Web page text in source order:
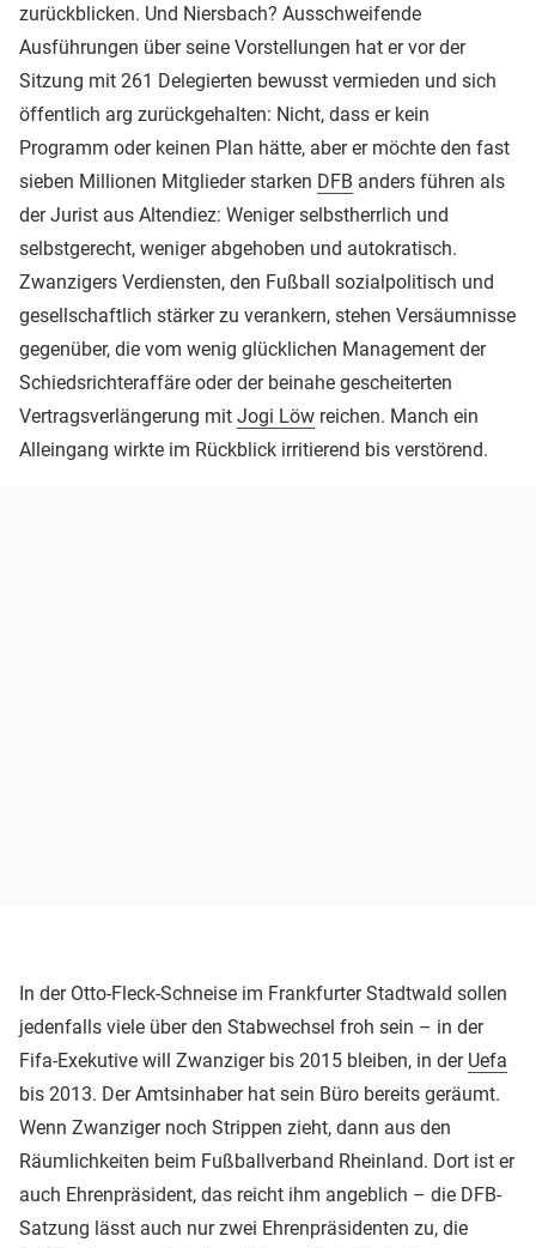
zurückblicken. Und Niersbach? Ausschweifende
Ausführungen über seine Vorstellungen hat er vor der
Sitzung mit 261 Delegierten bewusst vermieden und sich
öffentlich arg zurückgehalten: Nicht, dass er kein
Programm oder keinen Plan hätte, aber er möchte den fast
sieben Millionen Mitglieder starken DFB anders führen als
der Jurist aus Altendiez: Weniger selbstherrlich und
selbstgerecht, weniger abgehoben und autokratisch.
Zwanzigers Verdiensten, den Fußball sozialpolitisch und
gesellschaftlich stärker zu verankern, stehen Versäumnisse
gegenüber, die vom wenig glücklichen Management der
Schiedsrichteraffäre oder der beinahe gescheiterten
Vertragsverlängerung mit Jogi Löw reichen. Manch ein
Alleingang wirkte im Rückblick irritierend bis verstörend.
In der Otto-Fleck-Schneise im Frankfurter Stadtwald sollen
jedenfalls viele über den Stabwechsel froh sein – in der
Fifa-Exekutive will Zwanziger bis 2015 bleiben, in der Uefa
bis 2013. Der Amtsinhaber hat sein Büro bereits geräumt.
Wenn Zwanziger noch Strippen zieht, dann aus den
Räumlichkeiten beim Fußballverband Rheinland. Dort ist er
auch Ehrenpräsident, das reicht ihm angeblich – die DFB-
Satzung lässt auch nur zwei Ehrenpräsidenten zu, die